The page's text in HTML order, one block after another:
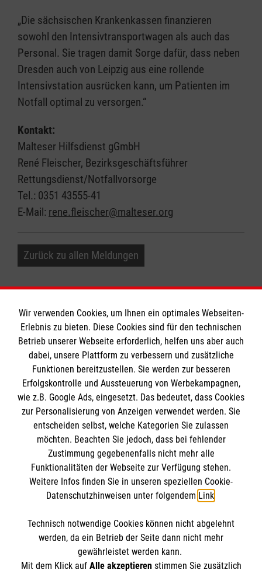
„Die sächsischen Krankenkassen finanzieren
sowohl den Intensivtransportwagen als auch das
Personal. Sie tragen damit Sorge dafür, dass neben
Dresden auch von Leipzig aus eine rollende
Intensivstation ausrücken kann, um Patienten im
Notfall optimal zu versorgen.“
Kontakt:
Malteser Hilfsdienst gGmbH
René Fleischer, Bezirksgeschäftsführer
Rettungsdienst/Notfallvorsorge
Tel.: 0351 43555-41
E-Mail: rene.fleischer@malteser.org
Zurück zu allen Meldungen
Informationen
Impressum
Datenschutz
Barrierefreiheit
Kontakt
Die Malteser
Malteser in Deutschland
Malteserorden
Sharepoint
Spendenkonto
Bank: Pax-Bank
IBAN: DE26 3706 0120 1201 2260 11
BIC: GENODED1PA7
So finden Sie uns
Wir verwenden Cookies, um Ihnen ein optimales Webseiten-
Erlebnis zu bieten. Diese Cookies sind für den technischen
Betrieb unserer Webseite erforderlich, helfen uns aber auch
dabei, unsere Plattform zu verbessern und zusätzliche
Funktionen bereitzustellen. Sie werden zur besseren
Erfolgskontrolle und Aussteuerung von Werbekampagnen,
wie z.B. Google Ads, eingesetzt. Das bedeutet, dass Cookies
zur Personalisierung von Anzeigen verwendet werden. Sie
entscheiden selbst, welche Kategorien Sie zulassen
möchten. Beachten Sie jedoch, dass bei fehlender
Zustimmung gegebenenfalls nicht mehr alle
Funktionalitäten der Webseite zur Verfügung stehen.
Weitere Infos finden Sie in unseren speziellen Cookie-
Datenschutzhinweisen unter folgendem Link.
Technisch notwendige Cookies können nicht abgelehnt
werden, da ein Betrieb der Seite dann nicht mehr
gewährleistet werden kann.
Mit dem Klick auf Alle akzeptierenstimmen Sie zusätzlich